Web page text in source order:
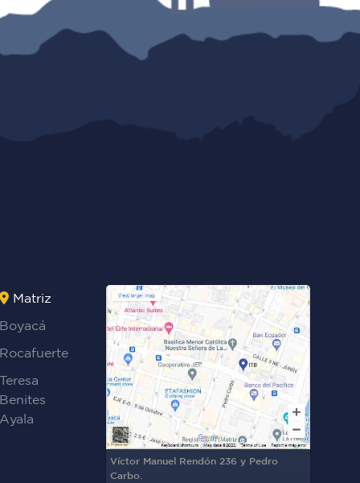
Matriz
Boyacá
Rocafuerte
Teresa
Benites
Ayala
Víctor Manuel Rendón 236 y Pedro
Carbo.